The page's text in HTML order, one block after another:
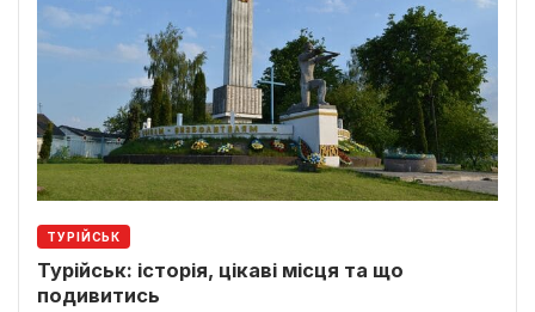
ТУРІЙСЬК
Турійськ: історія, цікаві місця та що
подивитись